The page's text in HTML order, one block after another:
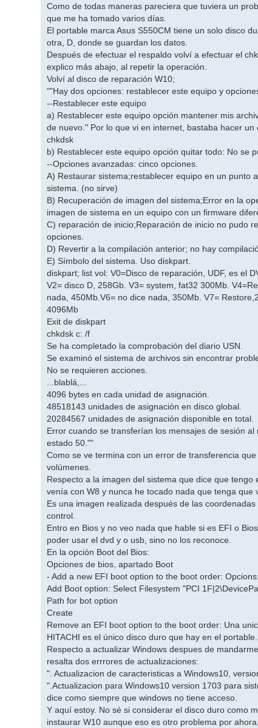
Como de todas maneras pareciera que tuviera un
que me ha tomado varios días.
El portable marca Asus S550CM tiene un solo disco
otra, D, donde se guardan los datos.
Después de efectuar el respaldo volví a efectuar el
explico más abajo, al repetir la operación.
Volví al disco de reparación W10;
""Hay dos opciones: restablecer este equipo y
--Restablecer este equipo
a) Restablecer este equipo opción mantener mis
de nuevo." Por lo que vi en internet, bastaba hacer
chkdsk
b) Restablecer este equipo opción quitar todo: No se
--Opciones avanzadas: cinco opciones.
A) Restaurar sistema;restablecer equipo en un punto
sistema. (no sirve)
B) Recuperación de imagen del sistema;Error en la
imagen de sistema en un equipo con un firmware
C) reparación de inicio;Reparación de inicio no pudo
opciones.
D) Revertir a la compilación anterior; no hay
E) Símbolo del sistema. Uso diskpart.
diskpart; list vol: V0=Disco de reparación, UDF, es el
V2= disco D, 258Gb. V3= system, fat32 300Mb.
nada, 450Mb.V6= no dice nada, 350Mb. V7=
4096Mb
Exit de diskpart
chkdsk c: /f
Se ha completado la comprobación del diario USN.
Se examinó el sistema de archivos sin encontrar
No se requieren acciones.
...blablá,...
4096 bytes en cada unidad de asignación.
48518143 unidades de asignación en disco global.
20284567 unidades de asignación disponible en total.
Error cuando se transferían los mensajes de sesión al
estado 50.""
Como se ve termina con un error de transferencia
volúmenes.
Respecto a la imagen del sistema que dice que
venía con W8 y nunca he tocado nada que tenga que
Es una imagen realizada después de las
control.
Entro en Bios y no veo nada que hable si es EFI o
poder usar el dvd y o usb, sino no los reconoce.
En la opción Boot del Bios:
Opciones de bios, apartado Boot
- Add a new EFI boot option to the boot order: Opcions:
Add Boot option: Select Filesystem "PCI
Path for bot option
Create
Remove an EFI boot option to the boot order: Una
HITACHI es el único disco duro que hay en el portable.
Respecto a actualizar Windows despues de
resalta dos errrores de actualizaciones:
". Actualizacion de caracteristicas a Windows10,
".Actualizacion para Windows10 version 1703 para
dice como siempre que windows no tiene acceso.
Y aquí estoy. No sé si considerar el disco duro como
instaurar W10 aunque eso es otro problema por